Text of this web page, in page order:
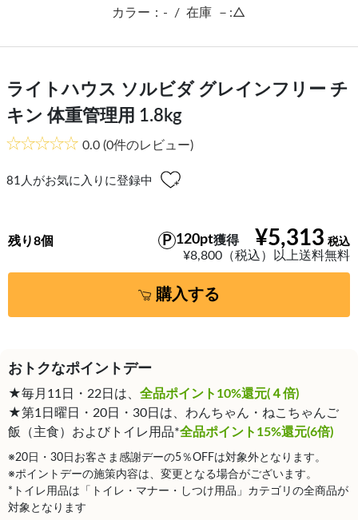
カラー：- / 在庫 －:△
ライトハウス ソルビダ グレインフリー チ
キン 体重管理用 1.8kg
0.0 (0件のレビュー)
81 人がお気に入りに登録中
¥5,313
120pt獲得
¥8,800（税込）以上送料無料
残り8個
購入する
おトクなポイントデー
★毎月11日・22日は、 全品ポイント10%還元(４倍)
★第1日曜日・20日・30日は、わんちゃん・ねこちゃんご
飯（主食）およびトイレ用品*全品ポイント15%還元(6倍)
※20日・30日お客さま感謝デーの5％OFFは対象外となります。
※ポイントデーの施策内容は、変更となる場合がございます。
*トイレ用品は「トイレ・マナー・しつけ用品」カテゴリの全商品が
対象となります